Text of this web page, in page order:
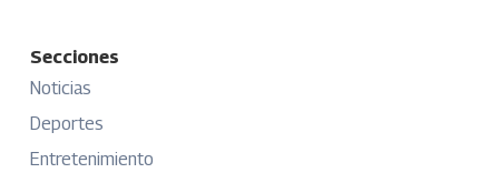
Secciones
Noticias
Deportes
Entretenimiento